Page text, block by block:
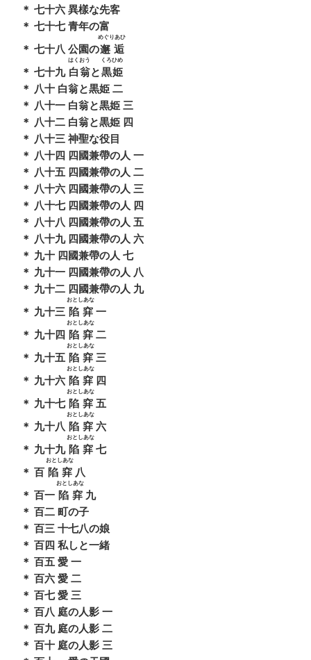
＊ 七十六 異樣な先客
＊ 七十七 青年の富
＊ 七十八 公園の邂逅
めぐりあひ
＊ 七十九 白翁
はくおう
と黒姫
くろひめ
＊ 八十 白翁と黒姫 二
＊ 八十一 白翁と黒姫 三
＊ 八十二 白翁と黒姫 四
＊ 八十三 神聖な役目
＊ 八十四 四國兼帶の人 一
＊ 八十五 四國兼帶の人 二
＊ 八十六 四國兼帶の人 三
＊ 八十七 四國兼帶の人 四
＊ 八十八 四國兼帶の人 五
＊ 八十九 四國兼帶の人 六
＊ 九十 四國兼帶の人 七
＊ 九十一 四國兼帶の人 八
＊ 九十二 四國兼帶の人 九
＊ 九十三 陷穽
おとしあな
一
＊ 九十四 陷穽
おとしあな
二
＊ 九十五 陷穽
おとしあな
三
＊ 九十六 陷穽
おとしあな
四
＊ 九十七陷穽
おとしあな
五
＊ 九十八 陷穽
おとしあな
六
＊ 九十九陷穽
おとしあな
七
＊ 百 陷穽
おとしあな
八
＊ 百一 陷穽
おとしあな
九
＊ 百二 町の子
＊ 百三 十七八の娘
＊ 百四 私しと一緒
＊ 百五 愛 一
＊ 百六 愛 二
＊ 百七 愛 三
＊ 百八 庭の人影 一
＊ 百九 庭の人影 二
＊ 百十 庭の人影 三